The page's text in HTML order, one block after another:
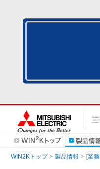
WIN2Kトップ 製品情報 [業